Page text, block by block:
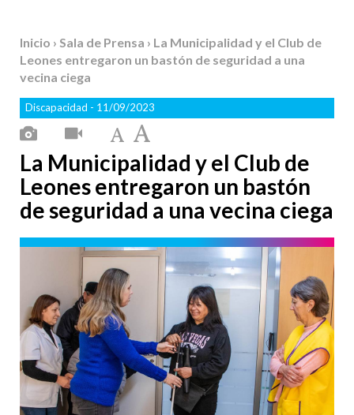
Inicio › Sala de Prensa › La Municipalidad y el Club de
Leones entregaron un bastón de seguridad a una
vecina ciega
Discapacidad - 11/09/2023
La Municipalidad y el Club de
Leones entregaron un bastón
de seguridad a una vecina ciega